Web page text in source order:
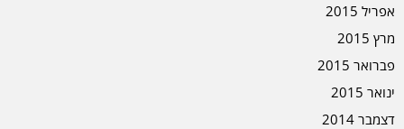
אפריל 2015
מרץ 2015
פברואר 2015
ינואר 2015
דצמבר 2014